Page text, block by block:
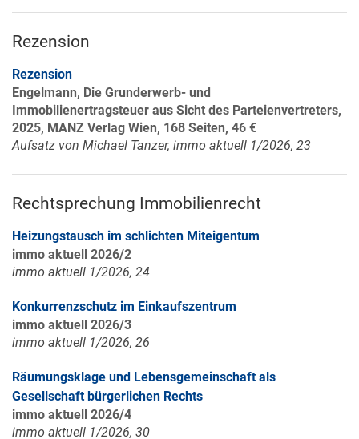
Rezension
Rezension
Engelmann, Die Grunderwerb- und
Immobilienertragsteuer aus Sicht des Parteienvertreters,
2025, MANZ Verlag Wien, 168 Seiten, 46 €
Aufsatz von Michael Tanzer, immo aktuell 1/2026, 23
Rechtsprechung Immobilienrecht
Heizungstausch im schlichten Miteigentum
immo aktuell 2026/2
immo aktuell 1/2026, 24
Konkurrenzschutz im Einkaufszentrum
immo aktuell 2026/3
immo aktuell 1/2026, 26
Räumungsklage und Lebensgemeinschaft als
Gesellschaft bürgerlichen Rechts
immo aktuell 2026/4
immo aktuell 1/2026, 30